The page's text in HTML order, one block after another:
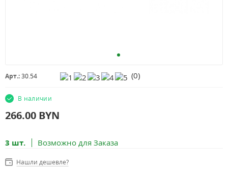
Арт.:30.54 (0)
В наличии
266.00 BYN
3 шт. Возможно для Заказа
Нашли дешевле?